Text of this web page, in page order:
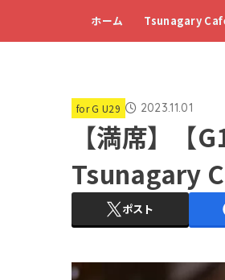
ホーム Tsunagary
for G U29 2023.11.01
【満席】【
Tsunagary
ポスト